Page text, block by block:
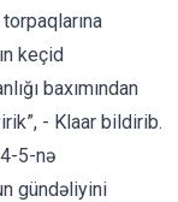
keçid
baxımından
- Klaar bildirib.
5-nə
gündəliyini